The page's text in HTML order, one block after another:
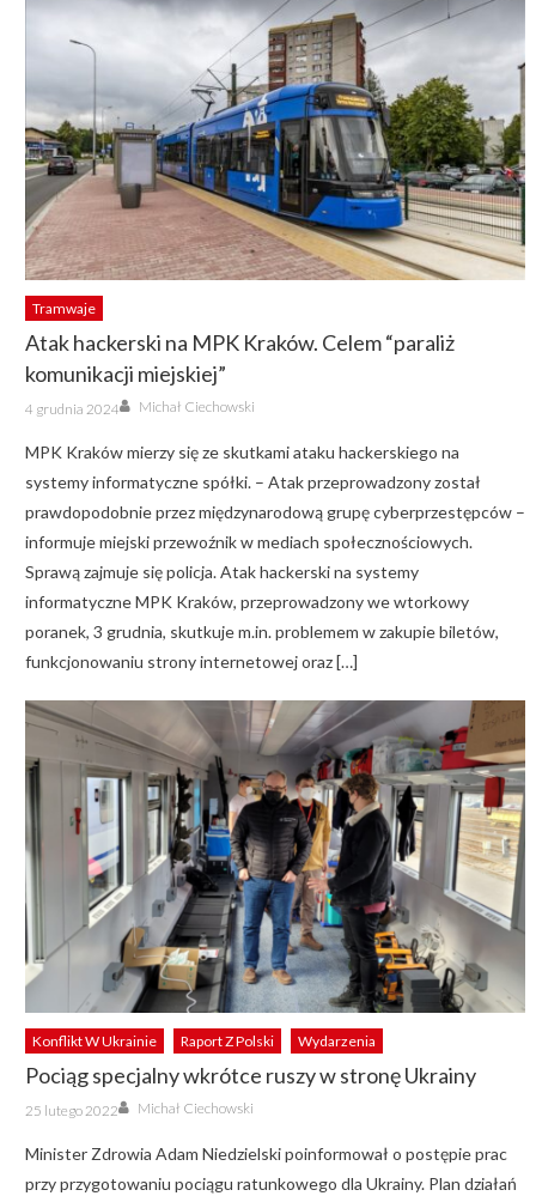
Tramwaje
Atak hackerski na MPK Kraków. Celem “paraliż
komunikacji miejskiej”
Posted
on
4 grudnia 2024 Author
Michał Ciechowski
MPK Kraków mierzy się ze skutkami ataku hackerskiego na
systemy informatyczne spółki. – Atak przeprowadzony został
prawdopodobnie przez międzynarodową grupę cyberprzestępców –
informuje miejski przewoźnik w mediach społecznościowych.
Sprawą zajmuje się policja. Atak hackerski na systemy
informatyczne MPK Kraków, przeprowadzony we wtorkowy
poranek, 3 grudnia, skutkuje m.in. problemem w zakupie biletów,
funkcjonowaniu strony internetowej oraz […]
Konflikt W Ukrainie Raport Z Polski Wydarzenia
Pociąg specjalny wkrótce ruszy w stronę Ukrainy
Posted
on
25 lutego 2022 Author
Michał Ciechowski
Minister Zdrowia Adam Niedzielski poinformował o postępie prac
przy przygotowaniu pociągu ratunkowego dla Ukrainy. Plan działań